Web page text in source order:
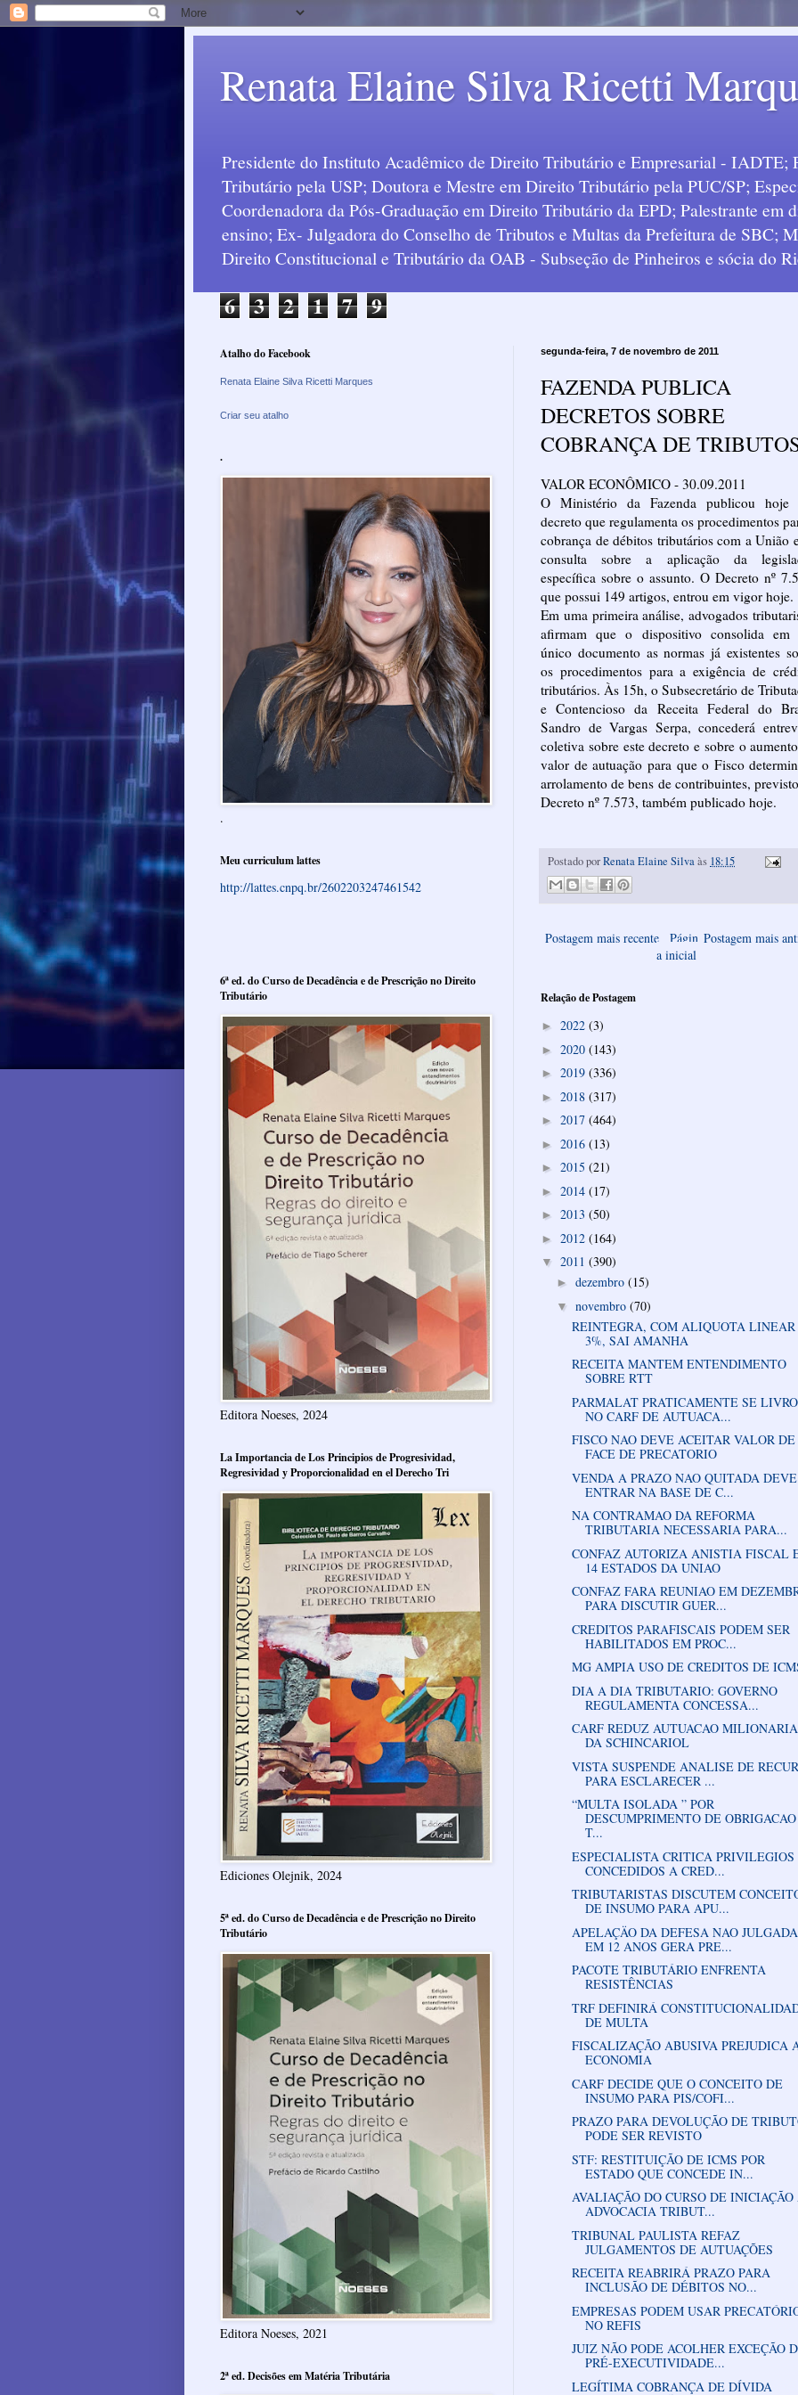
Renata Elaine Silva Ricetti
Presidente do Instituto Acadêmico de Direito Tributário e Empresarial - IADTE;
Tributário pela USP; Doutora e Mestre em Direito Tributário pela PUC/SP;
Coordenadora da Pós-Graduação em Direito Tributário da EPD; Palestrante em
ensino; Ex- Julgadora do Conselho de Tributos e Multas da Prefeitura de SBC;
Direito Constitucional e Tributário da OAB - Subseção de Pinheiros e sócia do
6 3 2 1 7 9
segunda-feira, 7 de novembro de 2011
FAZENDA PUBLICA
DECRETOS SOBRE
COBRANÇA DE
VALOR ECONÔMICO - 30.09.2011
O Ministério da Fazenda publicou hoje
decreto que regulamenta os procedimentos
cobrança de débitos tributários com a União
consulta sobre a aplicação da
específica sobre o assunto. O Decreto nº
que possui 149 artigos, entrou em vigor hoje.
Em uma primeira análise, advogados
afirmam que o dispositivo consolida em
único documento as normas já existentes
os procedimentos para a exigência de
tributários. Às 15h, o Subsecretário de
e Contencioso da Receita Federal do
Sandro de Vargas Serpa, concederá
coletiva sobre este decreto e sobre o
valor de autuação para que o Fisco
arrolamento de bens de contribuintes,
Decreto nº 7.573, também publicado hoje.
Postado porRenata Elaine Silvaàs 18:15
Postagem mais recente Postagem mais
Págin
a inicial
Relação de Postagem
► 2022 (3)
► 2020 (143)
► 2019 (336)
► 2018 (317)
► 2017 (464)
► 2016 (13)
► 2015 (21)
► 2014 (17)
► 2013 (50)
► 2012 (164)
▼ 2011 (390)
► dezembro (15)
▼ novembro (70)
REINTEGRA, COM ALIQUOTA
3%, SAI AMANHA
RECEITA MANTEM ENTENDIMENTO
SOBRE RTT
PARMALAT PRATICAMENTE SE
NO CARF DE AUTUACA...
FISCO NAO DEVE ACEITAR VALOR DE
FACE DE PRECATORIO
VENDA A PRAZO NAO QUITADA DEVE
ENTRAR NA BASE DE C...
NA CONTRAMAO DA REFORMA
TRIBUTARIA NECESSARIA PARA...
CONFAZ AUTORIZA ANISTIA FISCAL
14 ESTADOS DA UNIAO
CONFAZ FARA REUNIAO EM
PARA DISCUTIR GUER...
CREDITOS PARAFISCAIS PODEM SER
HABILITADOS EM PROC...
MG AMPIA USO DE CREDITOS DE
DIA A DIA TRIBUTARIO: GOVERNO
REGULAMENTA CONCESSA...
CARF REDUZ AUTUACAO MILIONARIA
DA SCHINCARIOL
VISTA SUSPENDE ANALISE DE
PARA ESCLARECER ...
“MULTA ISOLADA ” POR
DESCUMPRIMENTO DE OBRIGACAO
T...
ESPECIALISTA CRITICA PRIVILEGIOS
CONCEDIDOS A CRED...
TRIBUTARISTAS DISCUTEM
DE INSUMO PARA APU...
APELAÇÄO DA DEFESA NAO JULGADA
EM 12 ANOS GERA PRE...
PACOTE TRIBUTÁRIO ENFRENTA
RESISTÊNCIAS
TRF DEFINIRÁ
DE MULTA
FISCALIZAÇÃO ABUSIVA PREJUDICA
ECONOMIA
CARF DECIDE QUE O CONCEITO DE
INSUMO PARA PIS/COFI...
PRAZO PARA DEVOLUÇÃO DE
PODE SER REVISTO
STF: RESTITUIÇÃO DE ICMS POR
ESTADO QUE CONCEDE IN...
AVALIAÇÃO DO CURSO DE INICIAÇÃO
ADVOCACIA TRIBUT...
TRIBUNAL PAULISTA REFAZ
JULGAMENTOS DE AUTUAÇÕES
RECEITA REABRIRÁ PRAZO PARA
INCLUSÃO DE DÉBITOS NO...
EMPRESAS PODEM USAR
NO REFIS
JUIZ NÃO PODE ACOLHER EXCEÇÃO
PRÉ-EXECUTIVIDADE...
LEGÍTIMA COBRANÇA DE DÍVIDA
Atalho do Facebook
Renata Elaine Silva Ricetti Marques
Criar seu atalho
.
.
Meu curriculum lattes
http://lattes.cnpq.br/2602203247461542
6ª ed. do Curso de Decadência e de Prescrição no Direito
Tributário
Editora Noeses, 2024
La Importancia de Los Principios de Progresividad,
Regresividad y Proporcionalidad en el Derecho Tri
Ediciones Olejnik, 2024
5ª ed. do Curso de Decadência e de Prescrição no Direito
Tributário
Editora Noeses, 2021
2ª ed. Decisões em Matéria Tributária